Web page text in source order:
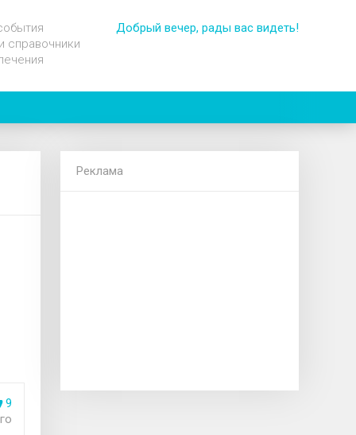
справочники
Добрый вечер, рады вас видеть!
9
Реклама